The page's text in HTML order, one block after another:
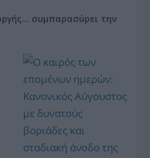
συμπαρασύρει την